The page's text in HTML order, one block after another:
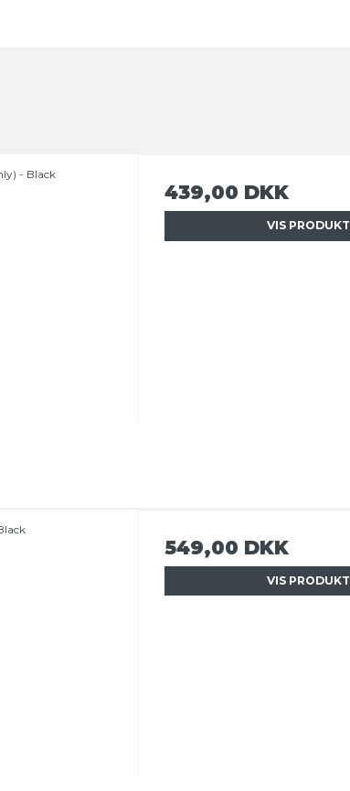
- Black
439,00 DKK
VIS PRODUKT
549,00 DKK
VIS PRODUKT